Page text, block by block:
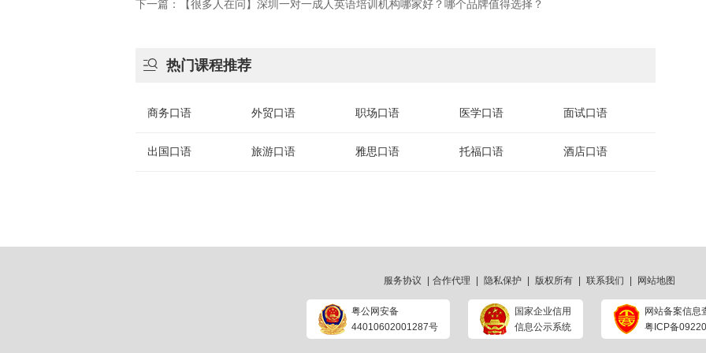
下一篇：​【很多人在问】深圳一对一成人英语培训机构哪家好？哪个品牌值得选择？
 热门课程推荐
商务口语 外贸口语 职场口语 医学口语 面试口语
出国口语 旅游口语 雅思口语 托福口语 酒店口语
服务协议 合作代理 隐私保护 版权所有 联系我们 网站地图
粤公网安备
44010602001287号
国家企业信用
信息公示系统
网站备案信息
粤ICP备